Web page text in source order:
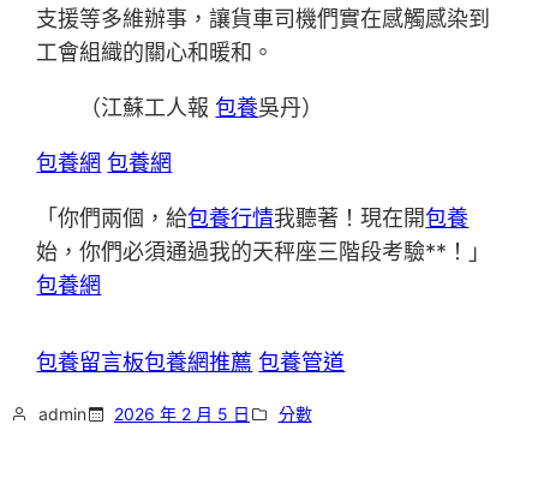
支援等多維辦事，讓貨車司機們實在感觸感染到
工會組織的關心和暖和。
（江蘇工人報包養吳丹）
包養網 包養網
「你們兩個，給包養行情我聽著！現在開包養
始，你們必須通過我的天秤座三階段考驗**！」
包養網
包養留言板包養網推薦 包養管道
admin 2026 年 2 月 5 日 分數